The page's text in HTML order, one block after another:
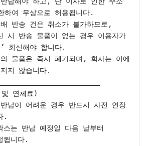
하여 무상으로 허용됩니다.
반송 건은 취소가 불가하므로,
시 반송 물품이 없는 경우 이용자가
회신해야 합니다.
물품은 즉시 폐기되며, 회사는 이에
지 않습니다.
연체료)
납이 어려운 경우 반드시 사전 연장
.
는 반납 예정일 다음 날부터
됩니다.